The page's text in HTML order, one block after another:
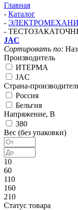
Главная
- Каталог
-
-
JAC
Сортировать по:
Производитель
ИТЕРМА
JAC
Страна-
Россия
Бельгия
Напряжение, В
380
Вес (без упаковки)
10
60
110
160
210
Статус товара